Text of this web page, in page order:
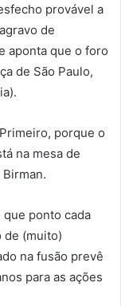
provável a
de
aponta que o foro
de São Paulo,
porque o
na mesa de
que ponto cada
de (muito)
na fusão prevê
para as ações